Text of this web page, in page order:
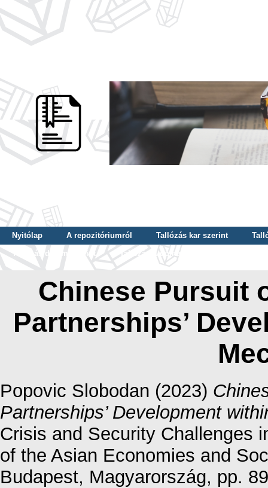
Nyitólap A repozitóriumról Tallózás kar szerint
Tallózás dátum szerint
Tallózás tudományterület szerint
Chinese Pursuit
Partnerships’
Popovic Slobodan (2023)
Partnerships’ Development
Crisis and Security Challenges
of the Asian Economies and
Budapest, Magyarország, pp.